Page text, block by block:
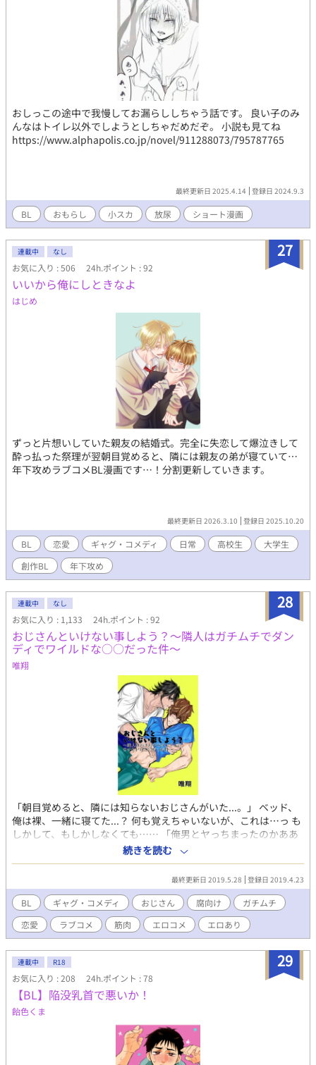
おしっこの途中で我慢してお漏らししちゃう話です。 良い子のみ
んなはトイレ以外でしようとしちゃだめだぞ。 小説も見てね
https://www.alphapolis.co.jp/novel/911288073/795787765
最終更新日 2025.4.14 登録日 2024.9.3
BL おもらし 小スカ 放尿 ショート漫画
27
連載中 なし
お気に入り : 506 24h.ポイント : 92
いいから俺にしときなよ
はじめ
ずっと片想いしていた親友の結婚式。完全に失恋して爆泣きして
酔っ払った祭理が翌朝目覚めると、隣には親友の弟が寝ていて…
年下攻めラブコメBL漫画です…！分割更新していきます。
最終更新日 2026.3.10 登録日 2025.10.20
BL 恋愛 ギャグ・コメディ 日常 高校生
大学生
創作BL
年下攻め
28
連載中 なし
お気に入り : 1,133 24h.ポイント : 92
おじさんといけない事しよう？～隣人はガチムチでダン
ディでワイルドな○○だった件～
唯翔
「朝目覚めると、隣には知らないおじさんがいた...。」 ベッド、
俺は裸、一緒に寝てた...？ 何も覚えちゃいないが、これは…っ も
しかして、もしかしなくても…… 「俺男とヤっちまったのかああ
ぁ？！」 謎を秘めたおじさん×26歳ごく普通の会社員、凛空飛
(りくと)との コメディ有りエロ有りどたばたラブコメです。 ■登
場人物一覧■ 鬼嶌 譲(きしま ゆずる) 多嘉橋 凛空飛(たかはし りく
と) 鈴基 晟織(すずき あきおり)
続きを読む
最終更新日 2019.5.28 登録日 2019.4.23
BL ギャグ・コメディ おじさん 腐向け
ガチムチ
恋愛
ラブコメ 筋肉 エロコメ エロあり
29
連載中 R18
お気に入り : 208 24h.ポイント : 78
【BL】陥没乳首で悪いか！
飴色くま